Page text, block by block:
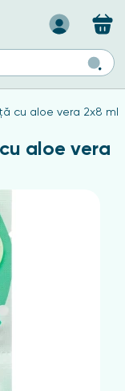
cu aloe vera 2x8 ml
aloe vera